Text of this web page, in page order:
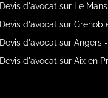
Devis d'avocat sur Le
Devis d'avocat sur
Devis d'avocat sur Angers
Devis d'avocat sur Aix en